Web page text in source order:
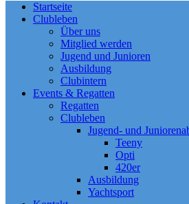
Startseite
Clubleben
Über uns
Mitglied werden
Jugend und Junioren
Ausbildung
Clubintern
Events & Regatten
Regatten
Clubleben
Jugend- und
Teeny
Opti
420er
Ausbildung
Yachtsport